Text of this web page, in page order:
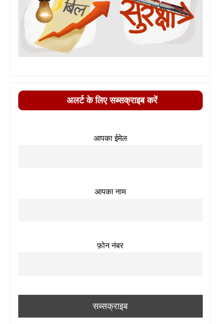
अलर्ट के लिए सब्सक्राइब करें
आपका ईमेल
आपका नाम
फ़ोन नंबर